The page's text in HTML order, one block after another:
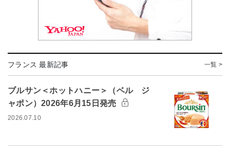
フランス 最新記事 一覧 >
ブルサン＜ホットハニー＞（ベル ジ
ャポン）2026年6月15日発売
2026.07.10